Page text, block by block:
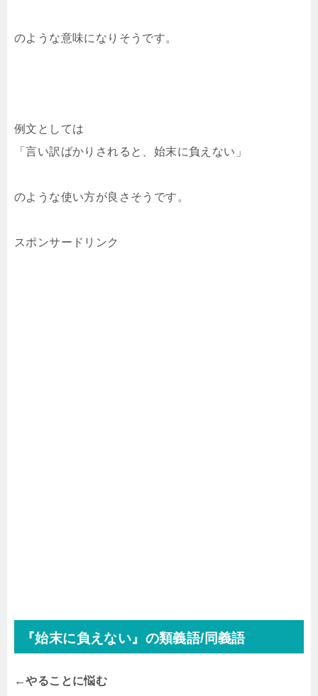
のような意味になりそうです。
例文としては
「言い訳ばかりされると、始末に負えない」
のような使い方が良さそうです。
スポンサードリンク
『始末に負えない』の類義語/同義語
←やることに悩む